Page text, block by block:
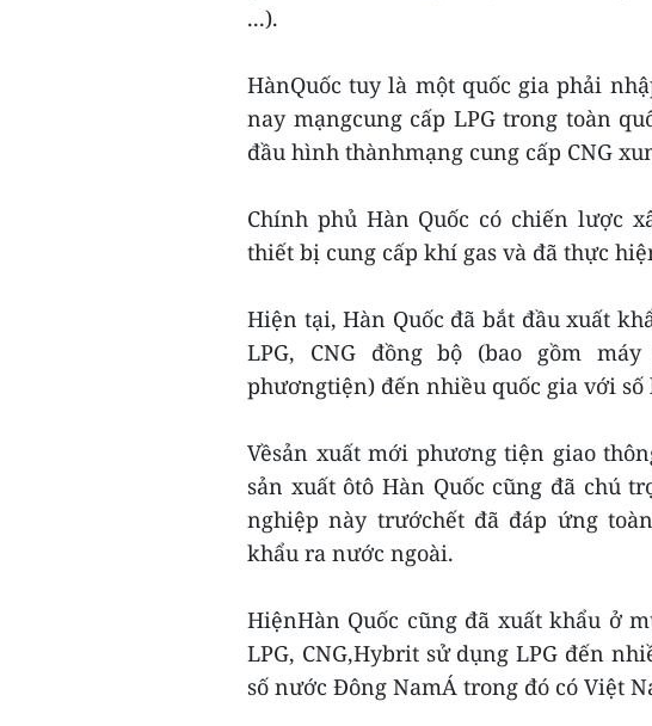
...).
HànQuốc tuy là một quốc gia phải
nay mạngcung cấp LPG trong toàn
đầu hình thànhmạng cung cấp CNG
Chính phủ Hàn Quốc có chiến lược
thiết bị cung cấp khí gas và đã thực
Hiện tại, Hàn Quốc đã bắt đầu xuất
LPG, CNG đồng bộ (bao gồm
phươngtiện) đến nhiều quốc gia với
Vềsản xuất mới phương tiện giao
sản xuất ôtô Hàn Quốc cũng đã chú
nghiệp này trướchết đã đáp ứng
khẩu ra nước ngoài.
HiệnHàn Quốc cũng đã xuất khẩu ở
LPG, CNG,Hybrit sử dụng LPG đến
số nước Đông NamÁ trong đó có Việt